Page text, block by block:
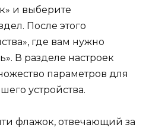
и выберите
После этого
где вам нужно
В разделе настроек
параметров для
устройства.
флажок, отвечающий за